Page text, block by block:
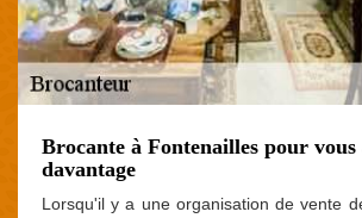
Brocante à Fontenailles pour
davantage
Lorsqu'il y a une organisation de vente